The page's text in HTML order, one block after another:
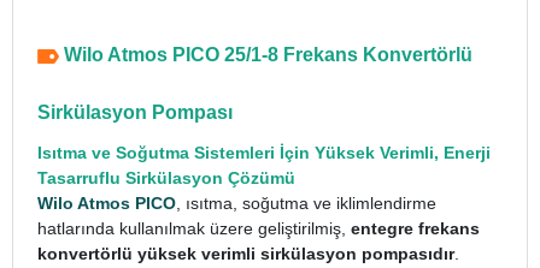
Wilo Atmos PICO 25/1-8 Frekans Konvertörlü
Sirkülasyon Pompası
Isıtma ve Soğutma Sistemleri İçin Yüksek Verimli, Enerji
Tasarruflu Sirkülasyon Çözümü
Wilo Atmos PICO , ısıtma, soğutma ve iklimlendirme
hatlarında kullanılmak üzere geliştirilmiş, entegre frekans
konvertörlü yüksek verimli sirkülasyon pompasıdır.